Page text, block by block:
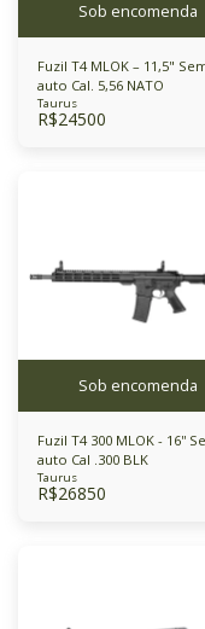
Sob encomenda
Fuzil T4 MLOK – 11,5"
auto Cal. 5,56 NATO
Taurus
R$24500
Sob encomenda
Fuzil T4 300 MLOK - 16''
auto Cal .300 BLK
Taurus
R$26850